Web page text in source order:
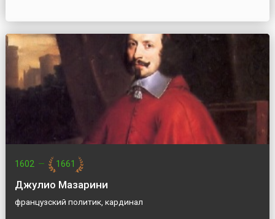
1602 — 1661
Джулио Мазарини
французский политик, кардинал